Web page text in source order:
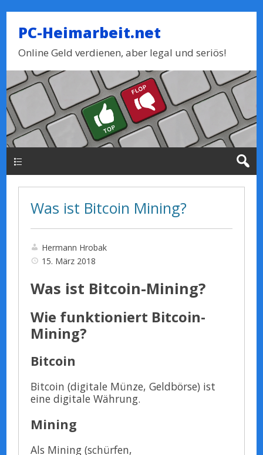
PC-Heimarbeit.net
Online Geld verdienen, aber legal und seriös!
Was ist Bitcoin Mining?
Hermann Hrobak
15. März 2018
Was ist Bitcoin-Mining?
Wie funktioniert Bitcoin-
Mining?
Bitcoin
Bitcoin (digitale Münze, Geldbörse) ist
eine digitale Währung.
Mining
Als Mining (schürfen,